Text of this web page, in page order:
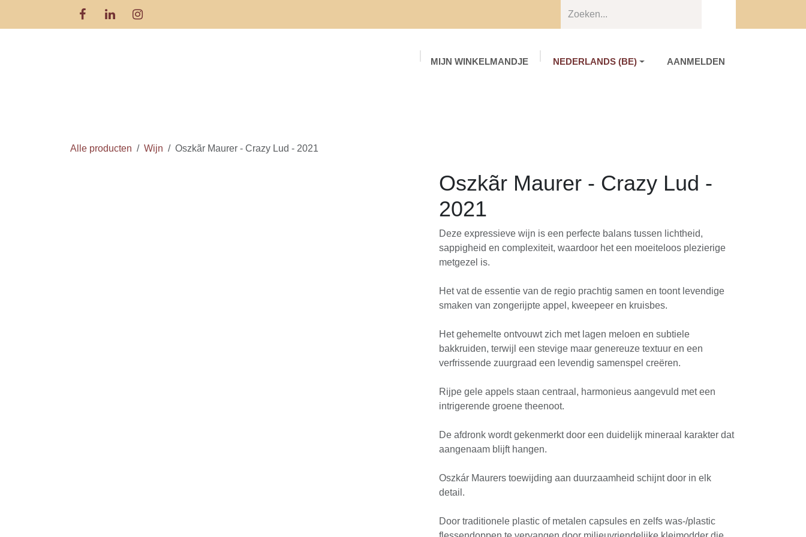
Overslaan naar inhoud
MIJN WINKELMANDJE NEDERLANDS (BE) AANMELDEN
Alle producten Wijn Oszkãr Maurer - Crazy Lud - 2021
Oszkãr Maurer - Crazy Lud -
2021
Deze expressieve wijn is een perfecte balans tussen lichtheid,
sappigheid en complexiteit, waardoor het een moeiteloos plezierige
metgezel is.
Het vat de essentie van de regio prachtig samen en toont levendige
smaken van zongerijpte appel, kweepeer en kruisbes.
Het gehemelte ontvouwt zich met lagen meloen en subtiele
bakkruiden, terwijl een stevige maar genereuze textuur en een
verfrissende zuurgraad een levendig samenspel creëren.
Rijpe gele appels staan ​​centraal, harmonieus aangevuld met een
intrigerende groene theenoot.
De afdronk wordt gekenmerkt door een duidelijk mineraal karakter dat
aangenaam blijft hangen.
Oszkár Maurers toewijding aan duurzaamheid schijnt door in elk
detail.
Door traditionele plastic of metalen capsules en zelfs was-/plastic